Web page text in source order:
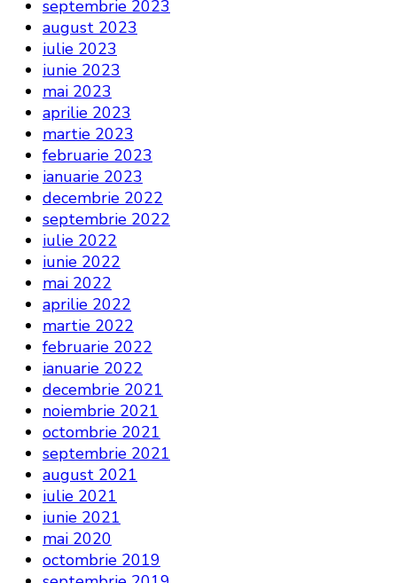
septembrie 2023
august 2023
iulie 2023
iunie 2023
mai 2023
aprilie 2023
martie 2023
februarie 2023
ianuarie 2023
decembrie 2022
septembrie 2022
iulie 2022
iunie 2022
mai 2022
aprilie 2022
martie 2022
februarie 2022
ianuarie 2022
decembrie 2021
noiembrie 2021
octombrie 2021
septembrie 2021
august 2021
iulie 2021
iunie 2021
mai 2020
octombrie 2019